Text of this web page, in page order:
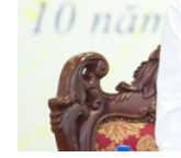
Chức năng nhiệm
Cơ cấu tổ chức
Lịch sử phát triển
Tin tức sự kiện
Khoa học và
Đổi mới sáng tạo
Dịch vụ công
Hệ thống văn bản